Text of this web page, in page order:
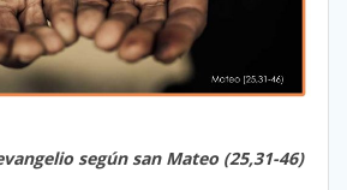
según san Mateo (25,31-46)